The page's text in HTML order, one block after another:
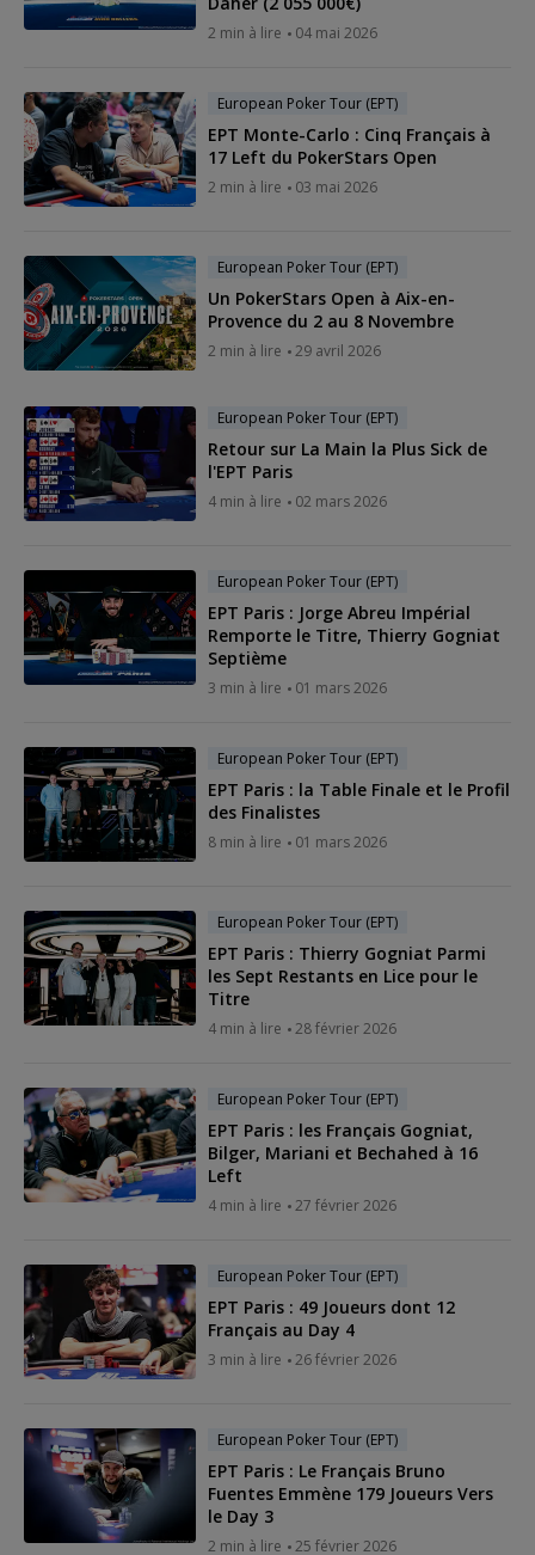
2 min à lire 04 mai 2026
European Poker Tour (EPT)
EPT Monte-Carlo : Cinq Français à
17 Left du PokerStars Open
2 min à lire 03 mai 2026
European Poker Tour (EPT)
Un PokerStars Open à Aix-en-
Provence du 2 au 8 Novembre
2 min à lire 29 avril 2026
European Poker Tour (EPT)
Retour sur La Main la Plus Sick de
l'EPT Paris
4 min à lire 02 mars 2026
European Poker Tour (EPT)
EPT Paris : Jorge Abreu Impérial
Remporte le Titre, Thierry Gogniat
Septième
3 min à lire 01 mars 2026
European Poker Tour (EPT)
EPT Paris : la Table Finale et le Profil
des Finalistes
8 min à lire 01 mars 2026
European Poker Tour (EPT)
EPT Paris : Thierry Gogniat Parmi
les Sept Restants en Lice pour le
Titre
4 min à lire 28 février 2026
European Poker Tour (EPT)
EPT Paris : les Français Gogniat,
Bilger, Mariani et Bechahed à 16
Left
4 min à lire 27 février 2026
European Poker Tour (EPT)
EPT Paris : 49 Joueurs dont 12
Français au Day 4
3 min à lire 26 février 2026
European Poker Tour (EPT)
EPT Paris : Le Français Bruno
Fuentes Emmène 179 Joueurs Vers
le Day 3
2 min à lire 25 février 2026